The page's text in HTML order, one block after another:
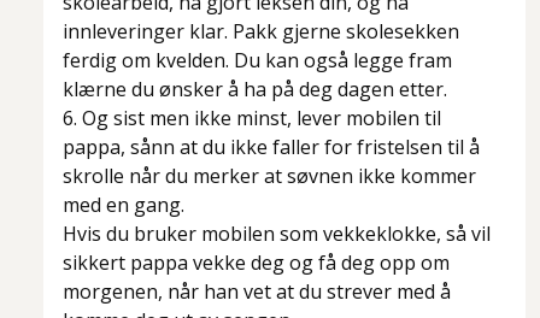
innleveringer klar. Pakk gjerne skolesekken
ferdig om kvelden. Du kan også legge fram
klærne du ønsker å ha på deg dagen etter.
6. Og sist men ikke minst, lever mobilen til
pappa, sånn at du ikke faller for fristelsen til å
skrolle når du merker at søvnen ikke kommer
med en gang.
Hvis du bruker mobilen som vekkeklokke, så vil
sikkert pappa vekke deg og få deg opp om
morgenen, når han vet at du strever med å